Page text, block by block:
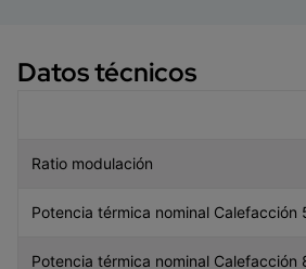
Datos técnicos
Ratio modulación
Potencia térmica nominal Calefacción
Potencia térmica nominal Calefacción